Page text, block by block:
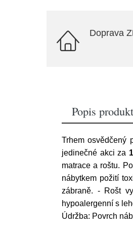
Doprava
Popis
Trhem osvědčený
jedinečné akci za
matrace a roštu.
nábytkem požití
zábraně. - Rošt
hypoalergenní s
Údržba: Povrch